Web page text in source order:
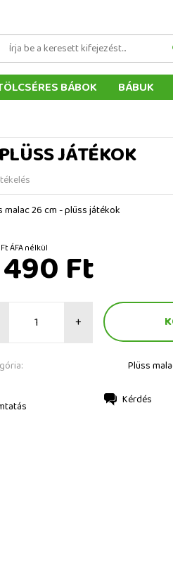
BÁBOK
BÁBUK
JÁTÉKOK
malac 26 cm - plüss játékok
4 323 Ft ÁFA nélkül Ft
+
Plüss
Kérdés